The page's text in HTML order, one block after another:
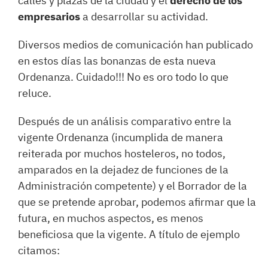
empresariosa desarrollar su actividad.
Diversos medios de comunicación han publicado
en estos días las bonanzas de esta nueva
Ordenanza. Cuidado!!! No es oro todo lo que
reluce.
Después de un análisis comparativo entre la
vigente Ordenanza (incumplida de manera
reiterada por muchos hosteleros, no todos,
amparados en la dejadez de funciones de la
Administración competente) y el Borrador de la
que se pretende aprobar, podemos afirmar que la
futura, en muchos aspectos, es menos
beneficiosa que la vigente. A título de ejemplo
citamos: